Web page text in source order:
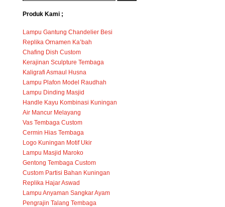
Produk Kami ;
Lampu Gantung Chandelier Besi
Replika Ornamen Ka’bah
Chafing Dish Custom
Kerajinan Sculpture Tembaga
Kaligrafi Asmaul Husna
Lampu Plafon Model Raudhah
Lampu Dinding Masjid
Handle Kayu Kombinasi Kuningan
Air Mancur Melayang
Vas Tembaga Custom
Cermin Hias Tembaga
Logo Kuningan Motif Ukir
Lampu Masjid Maroko
Gentong Tembaga Custom
Custom Partisi Bahan Kuningan
Replika Hajar Aswad
Lampu Anyaman Sangkar Ayam
Pengrajin Talang Tembaga